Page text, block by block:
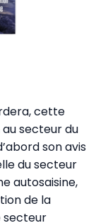
cette
secteur du
son avis
du secteur
autosaisine,
de la
secteur